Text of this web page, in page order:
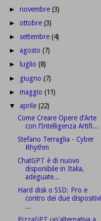
►novembre(3)
►ottobre(3)
► settembre(4)
►agosto(7)
► luglio(8)
► giugno(7)
►maggio(11)
▼aprile(22)
Come Creare Opere d’Arte
con l’Intelligenza Artifi...
Stefano Terraglia - Cyber
Rhythm
ChatGPT è di nuovo
disponibile in Italia,
adeguate...
Hard disk o SSD: Pro e
contro dei due dispositivi
...